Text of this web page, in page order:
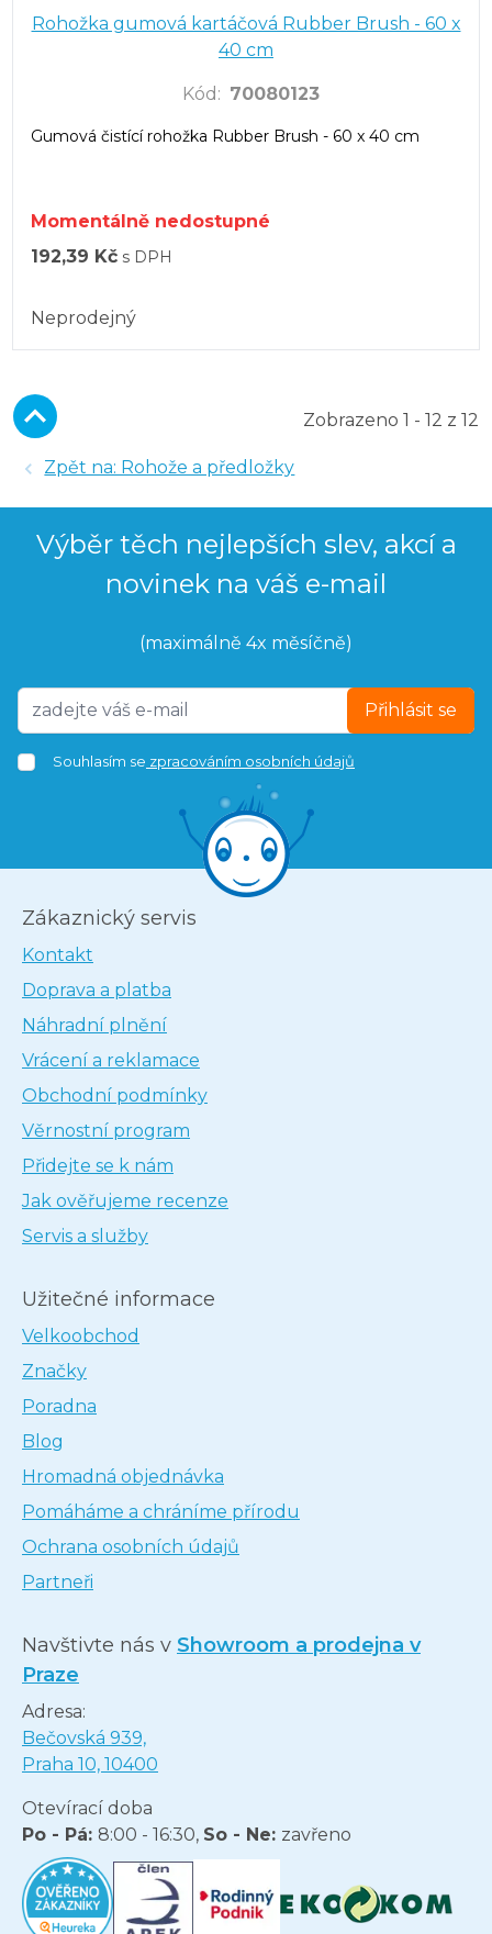
Rohožka gumová kartáčová Rubber Brush - 60 x
40 cm
Kód : 70080123
Gumová čistící rohožka Rubber Brush - 60 x 40 cm
Momentálně nedostupné
192,39 Kč s DPH
Neprodejný
Zobrazeno 1 - 12 z 12
Zpět na: Rohože a předložky
Výběr těch nejlepších slev, akcí a
novinek na váš e-mail
(maximálně 4x měsíčně)
Přihlásit se
Souhlasím se zpracováním osobních údajů
Zákaznický servis
Kontakt
Doprava a platba
Náhradní plnění
Vrácení a reklamace
Obchodní podmínky
Věrnostní program
Přidejte se k nám
Jak ověřujeme recenze
Servis a služby
Užitečné informace
Velkoobchod
Značky
Poradna
Blog
Hromadná objednávka
Pomáháme a chráníme přírodu
Ochrana osobních údajů
Partneři
Navštivte nás v Showroom a prodejna v
Praze
Adresa:
Bečovská 939,
Praha 10, 10400
Otevírací doba
Po - Pá: 8:00 - 16:30, So - Ne: zavřeno